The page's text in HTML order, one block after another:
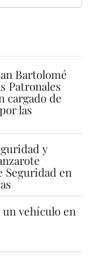
Bartolomé
Patronales
cargado de
las
y
Seguridad en
vehículo en